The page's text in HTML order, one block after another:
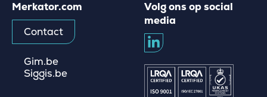
Volg ons op social
media
Merkator.com
Contact
Gim.be
Siggis.be